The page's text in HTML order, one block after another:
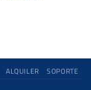
ALQUILER SOPORTE